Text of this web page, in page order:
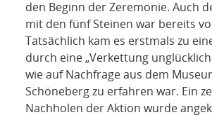
den Beginn der Zeremonie. Auch
mit den fünf Steinen war bereits
Tatsächlich kam es erstmals zu
durch eine „Verkettung
wie auf Nachfrage aus dem
Schöneberg zu erfahren war. Ein
Nachholen der Aktion wurde